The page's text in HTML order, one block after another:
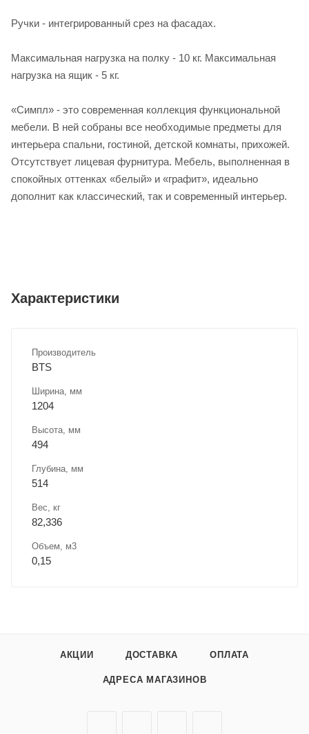
Ручки - интегрированный срез на фасадах.
Максимальная нагрузка на полку - 10 кг. Максимальная
нагрузка на ящик - 5 кг.
«Симпл» - это современная коллекция функциональной
мебели. В ней собраны все необходимые предметы для
интерьера спальни, гостиной, детской комнаты, прихожей.
Отсутствует лицевая фурнитура. Мебель, выполненная в
спокойных оттенках «белый» и «графит», идеально
дополнит как классический, так и современный интерьер.
Характеристики
Производитель
BTS
Ширина, мм
1204
Высота, мм
494
Глубина, мм
514
Вес, кг
82,336
Объем, м3
0,15
АКЦИИ ДОСТАВКА ОПЛАТА
АДРЕСА МАГАЗИНОВ